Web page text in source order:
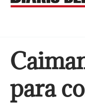
para